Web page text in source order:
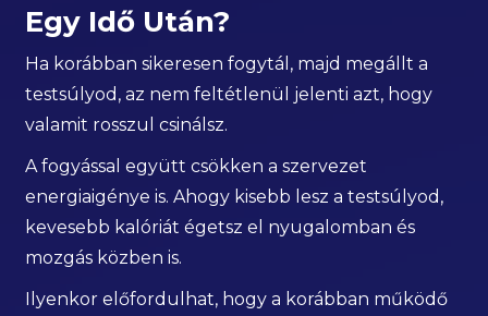
Egy Idő Után?
Ha korábban sikeresen fogytál, majd megállt a
testsúlyod, az nem feltétlenül jelenti azt, hogy
valamit rosszul csinálsz.
A fogyással együtt csökken a szervezet
energiaigénye is. Ahogy kisebb lesz a testsúlyod,
kevesebb kalóriát égetsz el nyugalomban és
mozgás közben is.
Ilyenkor előfordulhat, hogy a korábban működő